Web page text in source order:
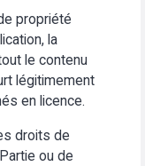
propriété
la
le contenu
légitimement
en licence.
droits de
ou de